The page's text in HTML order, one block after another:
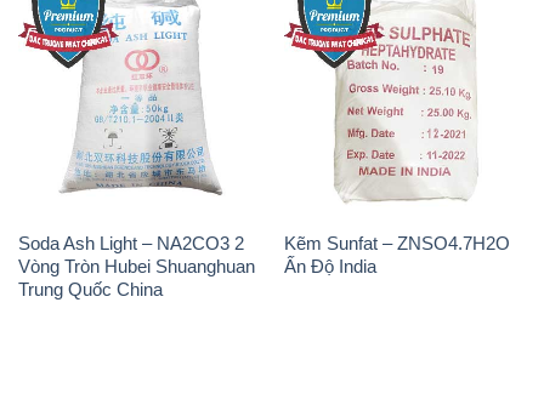
Soda Ash Light – NA2CO3 2
Vòng Tròn Hubei Shuanghuan
Trung Quốc China
Kẽm Sunfat – ZNSO4.7H2O
Ấn Độ India